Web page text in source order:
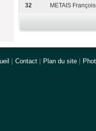
32 METAIS
Contact Plan du site